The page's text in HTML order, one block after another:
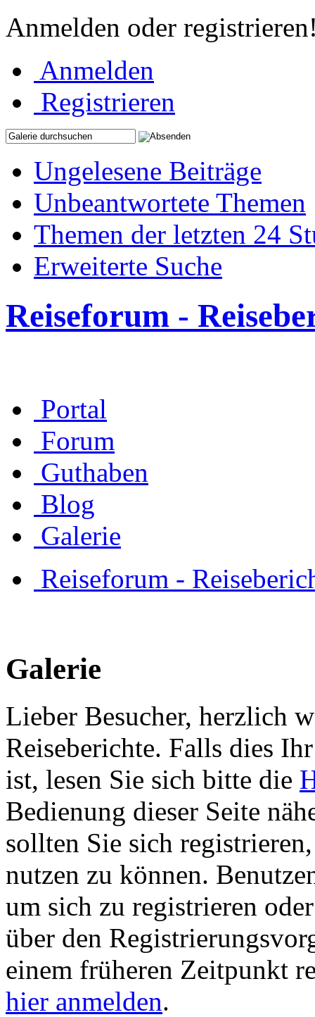
Anmelden oder
Anmelden
Registrieren
Ungelesene Beiträge
Unbeantwortete Themen
Themen der letzten 24
Erweiterte Suche
Reiseforum -
Portal
Forum
Guthaben
Blog
Galerie
Reiseforum -
Galerie
Lieber Besucher, herzlich
Reiseberichte. Falls dies
ist, lesen Sie sich bitte die
Bedienung dieser Seite
sollten Sie sich
nutzen zu können.
um sich zu registrieren
über den
einem früheren Zeitpunkt
hier anmelden.